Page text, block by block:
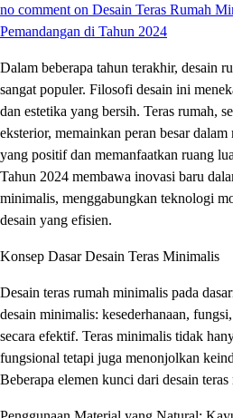
no comment on Desain Teras Rumah
Pemandangan di Tahun 2024
Dalam beberapa tahun terakhir, desain
sangat populer. Filosofi desain ini
dan estetika yang bersih. Teras rumah,
eksterior, memainkan peran besar
yang positif dan memanfaatkan ruang
Tahun 2024 membawa inovasi baru
minimalis, menggabungkan teknologi
desain yang efisien.
Konsep Dasar Desain Teras Minimalis
Desain teras rumah minimalis pada
desain minimalis: kesederhanaan,
secara efektif. Teras minimalis tidak
fungsional tetapi juga menonjolkan
Beberapa elemen kunci dari desain